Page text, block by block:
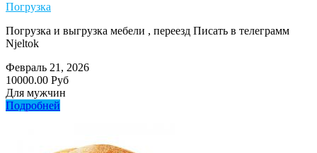
Погрузка
Погрузка и выгрузка мебели , переезд Писать в телеграмм
Njeltok
Февраль 21, 2026
10000.00 Руб
Для мужчин
Подробней